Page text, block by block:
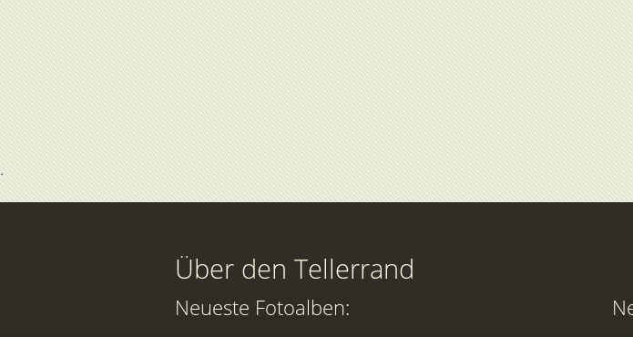
Über den Tellerrand
Neueste Fotoalben: